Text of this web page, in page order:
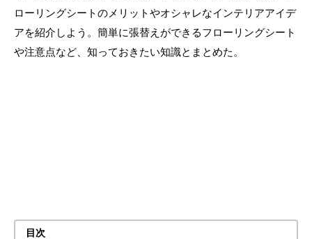
ローリングシートのメリットやオシャレなインテリアアイデ
アを紹介しよう。簡単に張替えができるフローリングシート
や注意点など、知っておきたい知識とまとめた。
目次